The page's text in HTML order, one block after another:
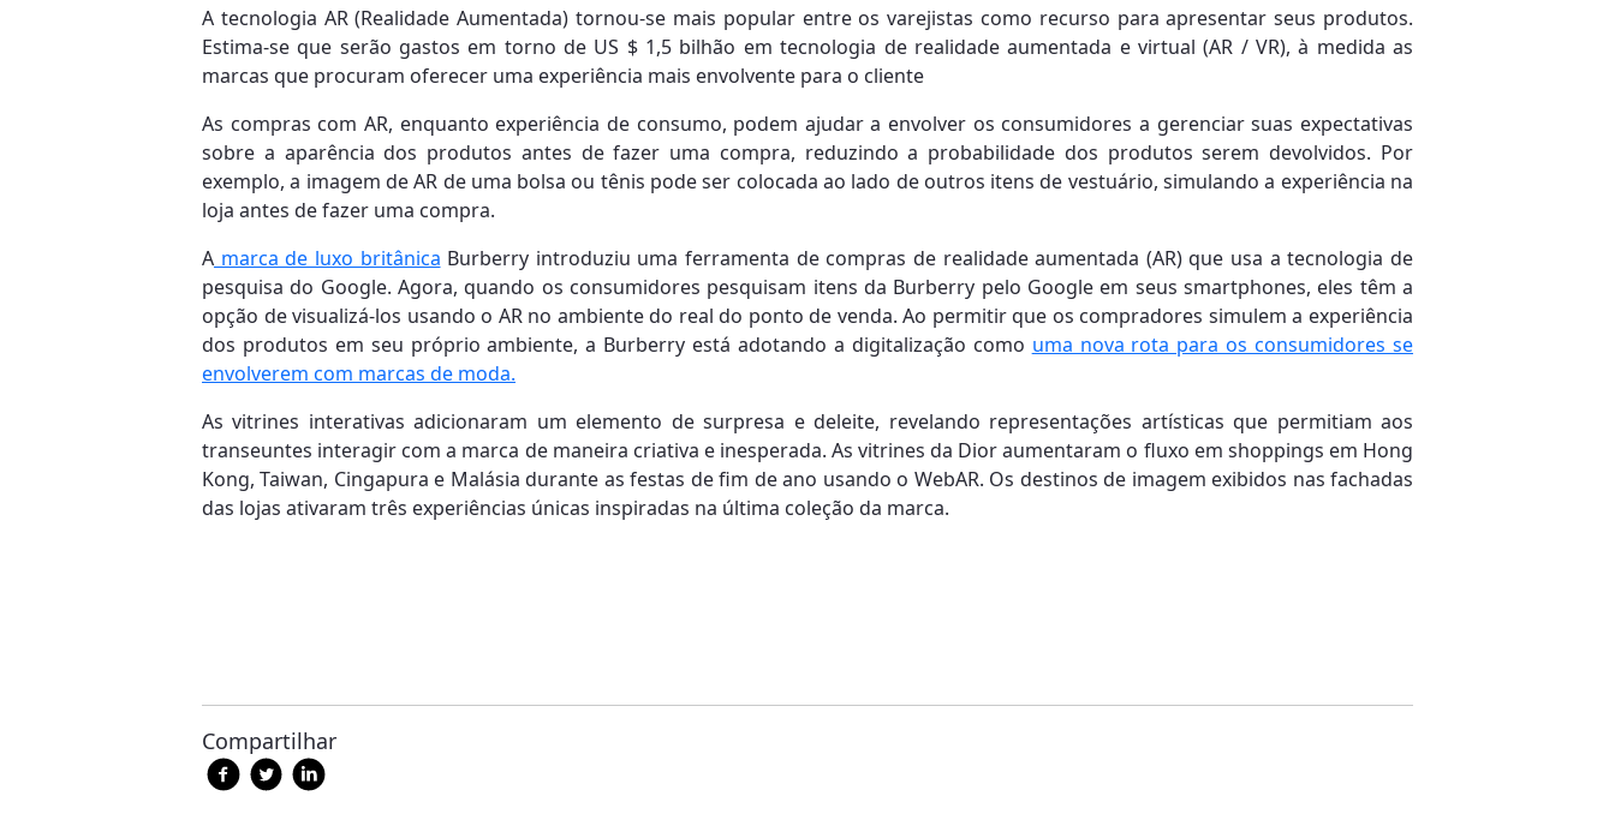
A tecnologia AR (Realidade Aumentada) tornou-se mais popular entre os varejistas como recurso para apresentar seus produtos.
Estima-se que serão gastos em torno de US $ 1,5 bilhão em tecnologia de realidade aumentada e virtual (AR / VR), à medida as
marcas que procuram oferecer uma experiência mais envolvente para o cliente
As compras com AR, enquanto experiência de consumo, podem ajudar a envolver os consumidores a gerenciar suas expectativas
sobre a aparência dos produtos antes de fazer uma compra, reduzindo a probabilidade dos produtos serem devolvidos. Por
exemplo, a imagem de AR de uma bolsa ou tênis pode ser colocada ao lado de outros itens de vestuário, simulando a experiência na
loja antes de fazer uma compra.
A marca de luxo britânica Burberry introduziu uma ferramenta de compras de realidade aumentada (AR) que usa a tecnologia de
pesquisa do Google. Agora, quando os consumidores pesquisam itens da Burberry pelo Google em seus smartphones, eles têm a
opção de visualizá-los usando o AR no ambiente do real do ponto de venda. Ao permitir que os compradores simulem a experiência
dos produtos em seu próprio ambiente, a Burberry está adotando a digitalização como uma nova rota para os consumidores se
envolverem com marcas de moda.
As vitrines interativas adicionaram um elemento de surpresa e deleite, revelando representações artísticas que permitiam aos
transeuntes interagir com a marca de maneira criativa e inesperada. As vitrines da Dior aumentaram o fluxo em shoppings em Hong
Kong, Taiwan, Cingapura e Malásia durante as festas de fim de ano usando o WebAR. Os destinos de imagem exibidos nas fachadas
das lojas ativaram três experiências únicas inspiradas na última coleção da marca.
Compartilhar